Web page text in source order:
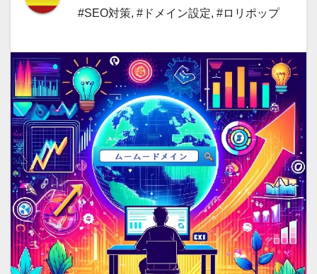
#SEO対策, #ドメイン設定, #ロリポップ